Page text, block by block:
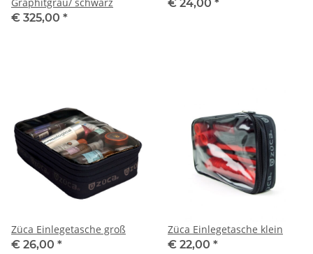
€ 325,00 *
€ 24,00 *
Züca Einlegetasche groß
€ 26,00 *
Züca Einlegetasche klein
€ 22,00 *